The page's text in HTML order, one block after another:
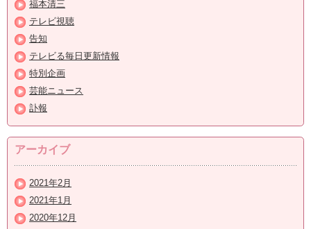
福本清三
テレビ視聴
告知
テレビる毎日更新情報
特別企画
芸能ニュース
訃報
アーカイブ
2021年2月
2021年1月
2020年12月